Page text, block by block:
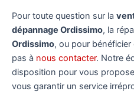
Pour toute question sur la
dépannage Ordissimo, la
Ordissimo, ou pour
pas à nous contacter. Notre
disposition pour vous
vous garantir un service